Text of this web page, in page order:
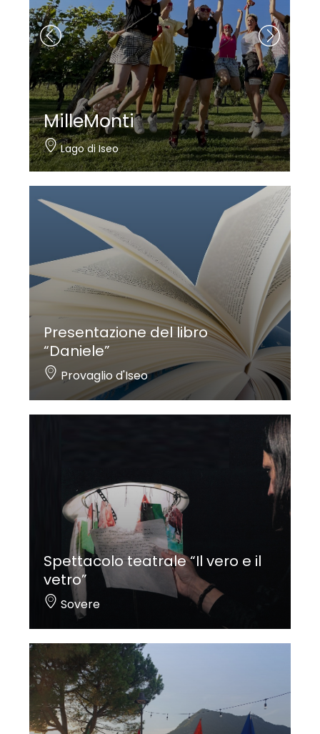
MilleMonti
Lago di Iseo
Presentazione del libro
“Daniele”
Provaglio d'Iseo
Spettacolo teatrale “Il vero e il
vetro”
Sovere